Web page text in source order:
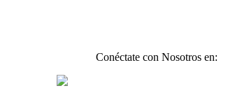
Conéctate con Nosotros en: